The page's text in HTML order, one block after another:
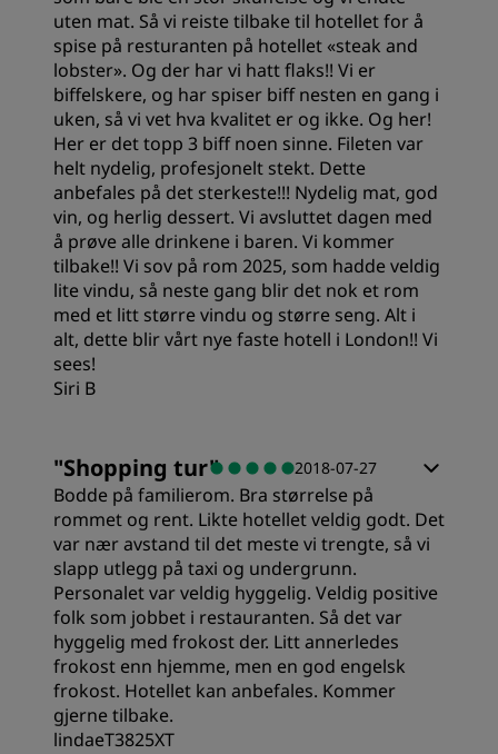
uten mat. Så vi reiste tilbake til hotellet for å
spise på resturanten på hotellet «steak and
lobster». Og der har vi hatt flaks!! Vi er
biffelskere, og har spiser biff nesten en gang i
uken, så vi vet hva kvalitet er og ikke. Og her!
Her er det topp 3 biff noen sinne. Fileten var
helt nydelig, profesjonelt stekt. Dette
anbefales på det sterkeste!!! Nydelig mat, god
vin, og herlig dessert. Vi avsluttet dagen med
å prøve alle drinkene i baren. Vi kommer
tilbake!! Vi sov på rom 2025, som hadde veldig
lite vindu, så neste gang blir det nok et rom
med et litt større vindu og større seng. Alt i
alt, dette blir vårt nye faste hotell i London!! Vi
sees!
Siri B
"Shopping tur" 2018-07-27
Bodde på familierom. Bra størrelse på
rommet og rent. Likte hotellet veldig godt. Det
var nær avstand til det meste vi trengte, så vi
slapp utlegg på taxi og undergrunn.
Personalet var veldig hyggelig. Veldig positive
folk som jobbet i restauranten. Så det var
hyggelig med frokost der. Litt annerledes
frokost enn hjemme, men en god engelsk
frokost. Hotellet kan anbefales. Kommer
gjerne tilbake.
lindaeT3825XT